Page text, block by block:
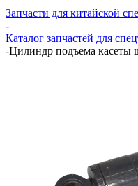
Запчасти для китайской
-
Каталог запчастей для
-Цилиндр подъема касеты